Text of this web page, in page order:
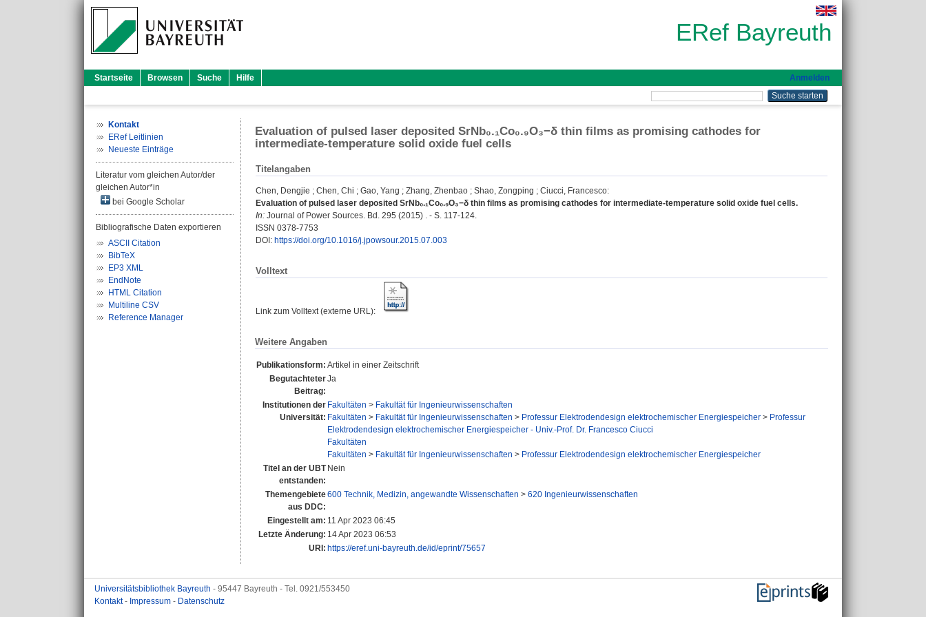
ERef Bayreuth
Startseite Browsen Suche Hilfe Anmelden
Kontakt
ERef Leitlinien
Neueste Einträge
Literatur vom gleichen Autor/der
gleichen Autor*in
bei Google Scholar
Bibliografische Daten exportieren
ASCII Citation
BibTeX
EP3 XML
EndNote
HTML Citation
Multiline CSV
Reference Manager
Evaluation of pulsed laser deposited SrNb₀.₁Co₀.₉O₃−δ thin films as promising cathodes for
intermediate-temperature solid oxide fuel cells
Titelangaben
Chen, Dengjie ; Chen, Chi ; Gao, Yang ; Zhang, Zhenbao ; Shao, Zongping ; Ciucci, Francesco:
Evaluation of pulsed laser deposited SrNb₀.₁Co₀.₉O₃−δ thin films as promising cathodes for intermediate-temperature solid oxide fuel cells.
In: Journal of Power Sources. Bd. 295 (2015) . - S. 117-124.
ISSN 0378-7753
DOI: https://doi.org/10.1016/j.jpowsour.2015.07.003
Volltext
Link zum Volltext (externe URL):
Weitere Angaben
Publikationsform: Artikel in einer Zeitschrift
Begutachteter
Beitrag:
Ja
Institutionen der
Universität:
Fakultäten > Fakultät für Ingenieurwissenschaften
Fakultäten > Fakultät für Ingenieurwissenschaften > Professur Elektrodendesign elektrochemischer Energiespeicher > Professur
Elektrodendesign elektrochemischer Energiespeicher - Univ.-Prof. Dr. Francesco Ciucci
Fakultäten
Fakultäten > Fakultät für Ingenieurwissenschaften > Professur Elektrodendesign elektrochemischer Energiespeicher
Titel an der UBT
entstanden:
Nein
Themengebiete
aus DDC:
600 Technik, Medizin, angewandte Wissenschaften > 620 Ingenieurwissenschaften
Eingestellt am: 11 Apr 2023 06:45
Letzte Änderung: 14 Apr 2023 06:53
URI: https://eref.uni-bayreuth.de/id/eprint/75657
Universitätsbibliothek Bayreuth - 95447 Bayreuth - Tel. 0921/553450
Kontakt- Impressum - Datenschutz